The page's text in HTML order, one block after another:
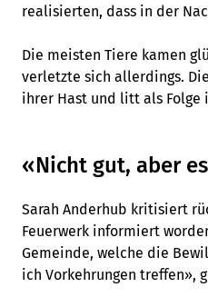
realisierten, dass in der
Die meisten Tiere kamen
verletzte sich allerdings.
ihrer Hast und litt als Folge
«Nicht gut, aber
Sarah Anderhub kritisiert
Feuerwerk informiert
Gemeinde, welche die
ich Vorkehrungen treffen»,